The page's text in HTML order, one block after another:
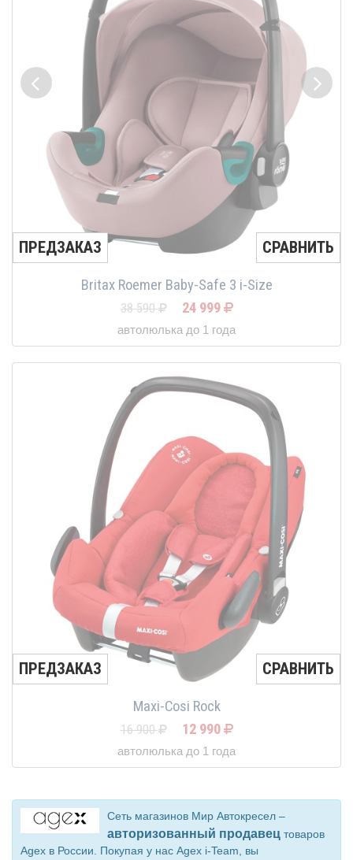
ПРЕДЗАКАЗ СРАВНИТЬ
Britax Roemer Baby-Safe 3 i-Size
38 590 24 999
автолюлька до 1 года
ПРЕДЗАКАЗ СРАВНИТЬ
Maxi-Cosi Rock
16 900 12 990
автолюлька до 1 года
Сеть магазинов Мир Автокресел –
авторизованный продавец товаров
Agex в России. Покупая у нас Agex i-Team, вы